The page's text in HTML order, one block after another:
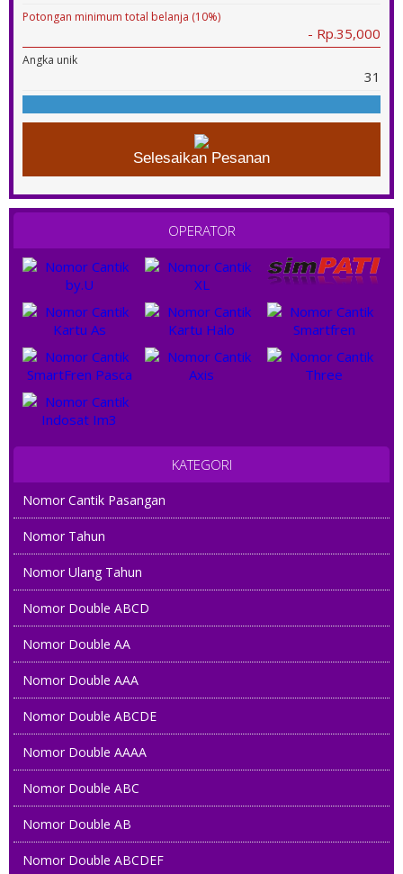
OPERATOR
KATEGORI
Nomor Cantik Pasangan
Nomor Tahun
Nomor Ulang Tahun
Nomor Double ABCD
Nomor Double AA
Nomor Double AAA
Nomor Double ABCDE
Nomor Double AAAA
Nomor Double ABC
Nomor Double AB
Nomor Double ABCDEF
Potongan minimum total belanja (10%)
- Rp.35,000
Angka unik
31
Selesaikan Pesanan